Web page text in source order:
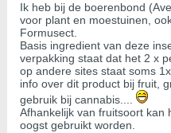
Ik heb bij de boerenbond
voor plant en moestuinen,
Formusect.
Basis ingredient van deze
verpakking staat dat het 2 x
op andere sites staat soms
info over dit product bij fruit,
gebruik bij cannabis....
Afhankelijk van fruitsoort kan
oogst gebruikt worden.